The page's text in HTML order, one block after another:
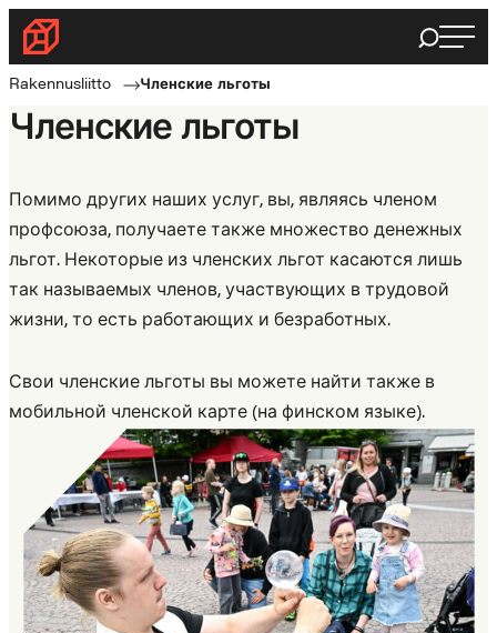
Rakennusliitto
Rakennusalan
puolella
Haku
Rakennusliitto Членские льготы
Членские льготы
Помимо других наших услуг, вы, являясь членом
профсоюза, получаете также множество денежных
льгот. Некоторые из членских льгот касаются лишь
так называемых членов, участвующих в трудовой
жизни, то есть работающих и безработных.
Свои членские льготы вы можете найти также в
мобильной членской карте (на финском языке).